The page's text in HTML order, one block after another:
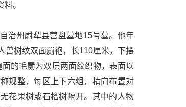
。
治州尉犁县营盘墓地15号墓。他年
兽树纹双面罽袍，长110厘米，下摆
的毛罽为双层两面纹织物，表面以
规整，每区上下六组，横向布置对
花果树或石榴树隔开。其中的人物